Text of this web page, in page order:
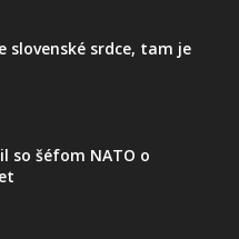
slovenské srdce, tam je
so šéfom NATO o